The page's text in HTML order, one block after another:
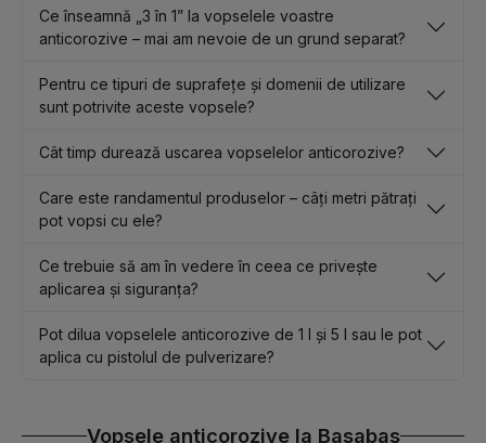
Ce înseamnă „3 în 1” la vopselele voastre
anticorozive – mai am nevoie de un grund separat?
Pentru ce tipuri de suprafețe și domenii de utilizare
sunt potrivite aceste vopsele?
Cât timp durează uscarea vopselelor anticorozive?
Care este randamentul produselor – câți metri pătrați
pot vopsi cu ele?
Ce trebuie să am în vedere în ceea ce privește
aplicarea și siguranța?
Pot dilua vopselele anticorozive de 1 l și 5 l sau le pot
aplica cu pistolul de pulverizare?
Vopsele anticorozive la Basabas